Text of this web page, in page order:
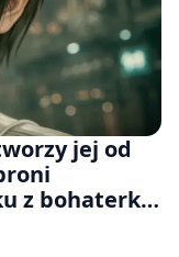
jej od
z bohaterką